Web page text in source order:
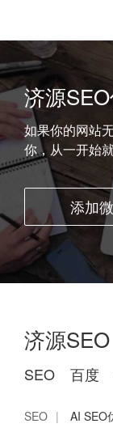
济源
如果你的网站
你，从一开始
添加
济源SEO
SEO 百度
SEO |